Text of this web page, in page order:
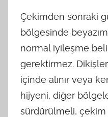
Çekimden sonraki
bölgesinde
normal iyileşme
gerektirmez.
içinde alınır veya
hijyeni, diğer
sürdürülmeli,